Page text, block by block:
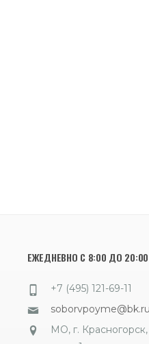
ЕЖЕДНЕВНО С 8:00 ДО 20:00
+7 (495) 121-69-11
soborvpoyme@bk.ru
МО, г.